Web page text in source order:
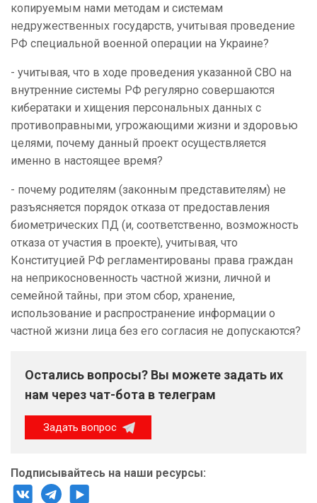
копируемым нами методам и системам
недружественных государств, учитывая проведение
РФ специальной военной операции на Украине?
- учитывая, что в ходе проведения указанной СВО на
внутренние системы РФ регулярно совершаются
кибератаки и хищения персональных данных с
противоправными, угрожающими жизни и здоровью
целями, почему данный проект осуществляется
именно в настоящее время?
- почему родителям (законным представителям) не
разъясняется порядок отказа от предоставления
биометрических ПД (и, соответственно, возможность
отказа от участия в проекте), учитывая, что
Конституцией РФ регламентированы права граждан
на неприкосновенность частной жизни, личной и
семейной тайны, при этом сбор, хранение,
использование и распространение информации о
частной жизни лица без его согласия не допускаются?
Остались вопросы? Вы можете задать их
нам через чат-бота в телеграм
Задать вопрос
Подписывайтесь на наши ресурсы: